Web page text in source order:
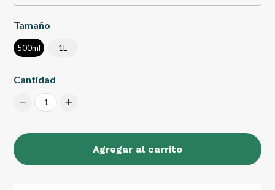
Tamaño
500ml 1L
Cantidad
1
Agregar al carrito